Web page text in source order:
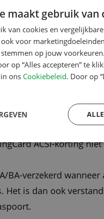
Mocht er schade
kampeerders met een
die ACSI Club ID
kunnen hier
onze drukbezochte
, zoals de
ACSI-korting
BA-verzekerd
Het is dan ook
maakt gebruik van
van cookies en
voor
op jouw
op “Alles accepteren” te
ons Cookiebeleid. Door op